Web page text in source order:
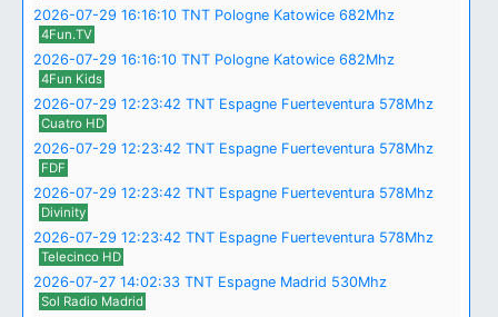
2026-07-29 16:16:10 TNT Pologne Katowice 682Mhz
4Fun.TV
2026-07-29 16:16:10 TNT Pologne Katowice 682Mhz
4Fun Kids
2026-07-29 12:23:42 TNT Espagne Fuerteventura 578Mhz
Cuatro HD
2026-07-29 12:23:42 TNT Espagne Fuerteventura 578Mhz
FDF
2026-07-29 12:23:42 TNT Espagne Fuerteventura 578Mhz
Divinity
2026-07-29 12:23:42 TNT Espagne Fuerteventura 578Mhz
Telecinco HD
2026-07-27 14:02:33 TNT Espagne Madrid 530Mhz
Sol Radio Madrid